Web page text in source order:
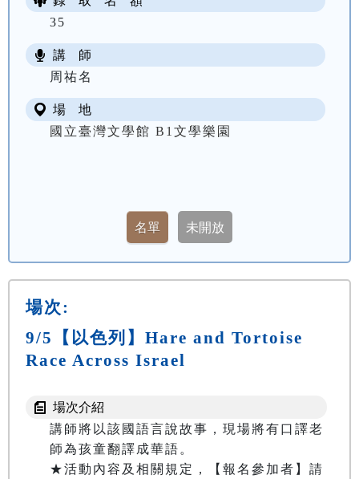
35
講 師
周祐名
場 地
國立臺灣文學館 B1文學樂園
場次:
9/5【以色列】Hare and Tortoise
Race Across Israel
場次介紹
講師將以該國語言說故事，現場將有口譯老
師為孩童翻譯成華語。
★活動內容及相關規定，【報名參加者】請